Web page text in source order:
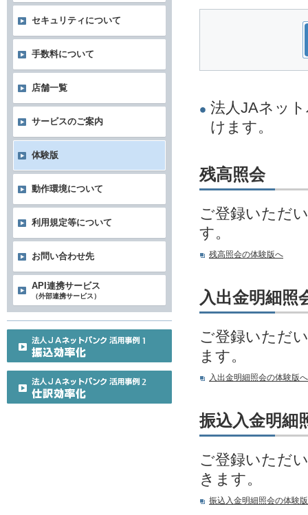
法人JAネッ
けます。
残高照会
ご登録いただ
す。
残高照会の体験版へ
入出金明細照
ご登録いただ
ます。
入出金明細照会の体験版へ
振込入金明細
ご登録いただ
きます。
振込入金明細照会の体験
セキュリティについて
手数料について
店舗一覧
サービスのご案内
体験版
動作環境について
利用規定等について
お問い合わせ先
API連携サービス
（外部連携サービス）